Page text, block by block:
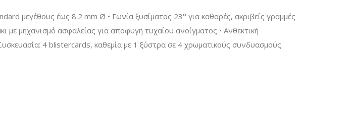
μεγέθους έως 8.2 mm Ø • Γωνία ξυσίματος 23° για καθαρές, ακριβείς γραμμές
μηχανισμό ασφαλείας για αποφυγή τυχαίου ανοίγματος • Ανθεκτική
4 blistercards, καθεμία με 1 ξύστρα σε 4 χρωματικούς συνδυασμούς